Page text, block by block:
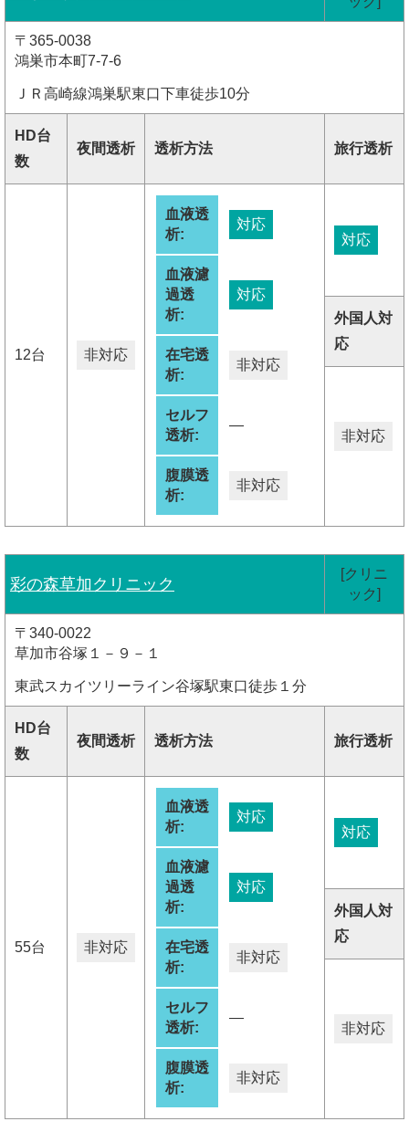
〒365-0038
鴻巣市本町7-7-6
ＪＲ高崎線鴻巣駅東口下車徒歩10分
HD台
数
夜間透析 透析方法 旅行透析
12台 非対応
血液透
析:
対応
血液濾
過透
析:
対応
在宅透
析:
非対応
セルフ
透析:
―
腹膜透
析:
非対応
対応
外国人対
応
非対応
彩の森草加クリニック
[クリニ
ック]
〒340-0022
草加市谷塚１－９－１
東武スカイツリーライン谷塚駅東口徒歩１分
HD台
数
夜間透析 透析方法 旅行透析
55台 非対応
血液透
析:
対応
血液濾
過透
析:
対応
在宅透
析:
非対応
セルフ
透析:
―
腹膜透
析:
非対応
対応
外国人対
応
非対応